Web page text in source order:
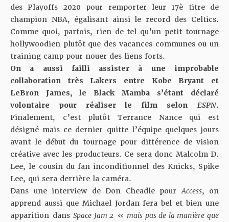
des Playoffs 2020 pour remporter leur 17è titre de
champion NBA, égalisant ainsi le record des Celtics.
Comme quoi, parfois, rien de tel qu’un petit tournage
hollywoodien plutôt que des vacances communes ou un
training camp pour nouer des liens forts.
On a aussi failli assister à une improbable
collaboration très Lakers entre Kobe Bryant et
LeBron James, le Black Mamba s’étant déclaré
volontaire pour réaliser le film selon ESPN.
Finalement, c’est plutôt Terrance Nance qui est
désigné mais ce dernier quitte l’équipe quelques jours
avant le début du tournage pour différence de vision
créative avec les producteurs. Ce sera donc Malcolm D.
Lee, le cousin du fan inconditionnel des Knicks, Spike
Lee, qui sera derrière la caméra.
Dans une interview de Don Cheadle pour Access, on
apprend aussi que Michael Jordan fera bel et bien une
apparition dansSpace Jam 2 « mais pas de la manière que